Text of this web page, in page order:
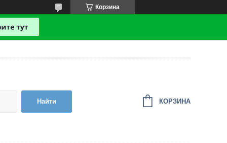
Корзина
Найти КОРЗИНА